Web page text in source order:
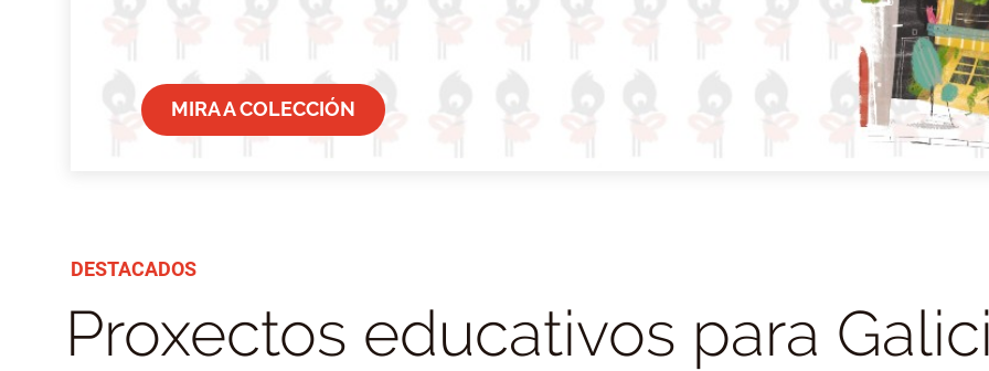
MIRA A COLECCIÓN
DESTACADOS
Proxectos educativos para